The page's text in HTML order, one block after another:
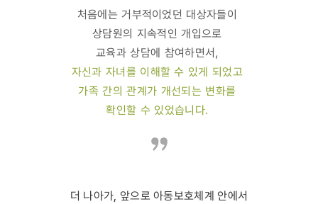
처음에는 거부적이었던 대상자들이
상담원의 지속적인 개입으로
교육과 상담에 참여하면서,
자신과 자녀를 이해할 수 있게 되었고
가족 간의 관계가 개선되는 변화를
확인할 수 있었습니다.
더 나아가, 앞으로 아동보호체계 안에서